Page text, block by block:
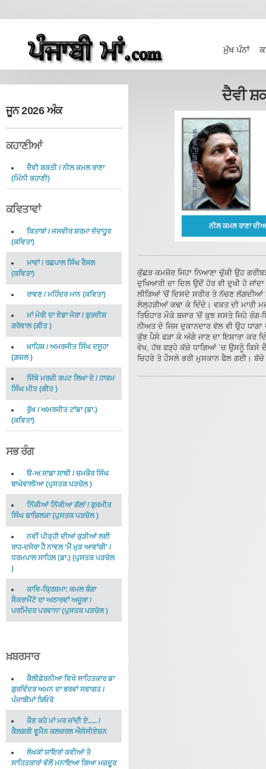
ਮੁੱਖ ਪੰਨਾਂ
ਜੂਨ 2026 ਅੰਕ
ਕਹਾਣੀਆਂ
ਦੈਵੀ ਸ਼ਕਤੀ/ਨੀਲ ਕਮਲ ਰਾਣਾ
(ਮਿੰਨੀ ਕਹਾਣੀ)
ਕਵਿਤਾਵਾਂ
ਕਿਤਾਬਾਂ/ਜਸਵੀਰ ਸ਼ਰਮਾ ਦੱਦਾਹੂਰ
(ਕਵਿਤਾ)
ਮਾਵਾਂ/ ਰਛਪਾਲ ਸਿੰਘ ਰੈਸਲ
(ਕਵਿਤਾ)
ਰਾਵਣ/ਮਹਿੰਦਰ ਮਾਨ(ਕਵਿਤਾ)
ਮਾਂ ਮੇਰੀ ਦਾ ਏਡਾ ਜੇਰਾ/ ਗੁਰਦੀਸ਼
ਗਰੇਵਾਲ(ਗੀਤ)
ਖ਼ਾਹਿਸ਼/ਅਮਰਜੀਤ ਸਿੰਘ ਦਸੂਹਾ
(ਗ਼ਜ਼ਲ)
ਜਿੱਥੇ ਮਰਜ਼ੀ ਰਪਟ ਲਿਖਾ ਦੋ/ ਹਾਕਮ
ਸਿੰਘ ਮੀਤ(ਗੀਤ)
ਰੁੱਖ/ਅਮਰਜੀਤ ਟਾਂਡਾ (ਡਾ.)
(ਕਵਿਤਾ)
ਸਭ ਰੰਗ
ੳ-ਅ ਸਾਡਾ ਸਾਥੀ/ਚਮਕੌਰ ਸਿੰਘ
ਬਾਘੇਵਾਲੀਆ(ਪੁਸਤਕ ਪੜਚੋਲ)
ਨਿੱਕੀਆਂ ਨਿੱਕੀਆ ਗੱਲਾਂ/ ਗੁਰਮੀਤ
ਸਿੰਘ ਫਾਜ਼ਿਲਕਾ(ਪੁਸਤਕ ਪੜਚੋਲ)
ਨਵੀਂ ਪੀੜ੍ਹੀ ਦੀਆਂ ਕੁੜੀਆਂ ਲਈ
ਰਾਹ-ਦਸੇਰਾ ਹੈ ਨਾਵਲ ‘ਮੈਂ ਮੁੜ ਆਵਾਂਗੀ’ /
ਧਰਮਪਾਲ ਸਾਹਿਲ (ਡਾ.) (ਪੁਸਤਕ ਪੜਚੋਲ
)
ਕਾਵਿ-ਕ੍ਰਿਸ਼ਮਾ: ਕਮਲ ਬੰਗਾ
ਸੈਕਰਾਮੈਂਟੋ ਦਾ ਅਠਾਰਵਾਂ ਅਜੂਬਾ/
ਪਰਮਿੰਦਰ ਪਰਵਾਨਾ(ਪੁਸਤਕ ਪੜਚੋਲ)
ਖ਼ਬਰਸਾਰ
ਕੈਲੀਫ਼ੋਰਨੀਆ ਵਿਖੇ ਸਾਹਿਤਕਾਰ ਡਾ
ਗੁਰਵਿੰਦਰ ਅਮਨ ਦਾ ਭਰਵਾਂ ਸਵਾਗਤ/
ਪੰਜਾਬੀਮਾਂ ਬਿਓਰੋ
ਕੌਣ ਕਹੇ ਮਾਂ ਮਰ ਜਾਂਦੀ ਏ..... /
ਕੈਲਗਰੀ ਵੂਮੈਨ ਕਲਚਰਲ ਐਸੋਸੀਏਸ਼ਨ
ਲੇਖਕਾਂ ਸ਼ਾਇਰਾਂ ਕਵੀਆਂ ਤੇ
ਸਾਹਿਤਕਾਰਾਂ ਵੱਲੋਂ ਮਨਾਇਆ ਗਿਆ ਮਜ਼ਦੂਰ
ਦੈਵੀ
ਨੀਲ ਕਮਲ ਰਾਣਾ
ਕੁੱਛੜ ਕਮਜ਼ੋਰ ਜਿਹਾ ਨਿਆਣਾ ਚੁੱਕੀ ਉਹ
ਦੁਖਿਆਰੀ ਦਾ ਦਿਲ ਉਦੋਂ ਹੋਰ ਵੀ ਦੁਖੀ ਹੋ
ਲੀੜਿਆਂ 'ਚੋਂ ਦਿਸਦੇ ਸਰੀਰ ਤੇ ਨੱਚਣ
ਲੇਲ੍ਹੜੀਆਂ ਕਢਾ ਕੇ ਦਿੰਦੇ। ਵਕਤ ਦੀ ਮਾਰੀ
ਤਿਓਹਾਰ ਮੌਕੇ ਬਜਾਰ 'ਚੋਂ ਕੁਝ ਸਸਤੇ ਜਿਹੇ
ਨੀਅਤ ਦੇ ਜਿਸ ਦੁਕਾਨਦਾਰ ਵੱਲ ਵੀ ਉਹ
ਕੁੱਝ ਪੈਸੇ ਫੜਾ ਕੇ ਅੱਗੇ ਜਾਣ ਦਾ ਇਸ਼ਾਰਾ ਕਰ
ਵੇਖ, ਹੱਥ ਫੜ੍ਹੇ ਕੱਚੇ ਧਾਗਿਆਂ `ਚ ਉਸਨੂੰ ਕਿਸੇ
ਚਿਹਰੇ ਤੇ ਹੌਸਲੇ ਭਰੀ ਮੁਸਕਾਨ ਫੈਲ ਗਈ।